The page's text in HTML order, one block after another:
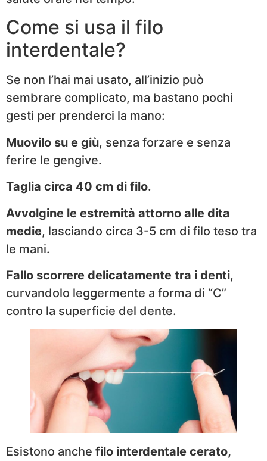
Come si usa il filo
interdentale?
Se non l’hai mai usato, all’inizio può
sembrare complicato, ma bastano pochi
gesti per prenderci la mano:
Muovilo su e giù, senza forzare e senza
ferire le gengive.
Taglia circa 40 cm di filo.
Avvolgine le estremità attorno alle dita
medie, lasciando circa 3-5 cm di filo teso tra
le mani.
Fallo scorrere delicatamente tra i denti,
curvandolo leggermente a forma di “C”
contro la superficie del dente.
Esistono anche filo interdentale cerato,